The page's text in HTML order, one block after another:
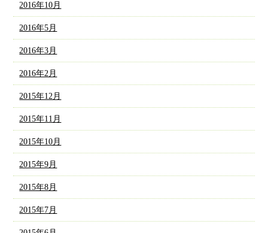
2016年10月
2016年5月
2016年3月
2016年2月
2015年12月
2015年11月
2015年10月
2015年9月
2015年8月
2015年7月